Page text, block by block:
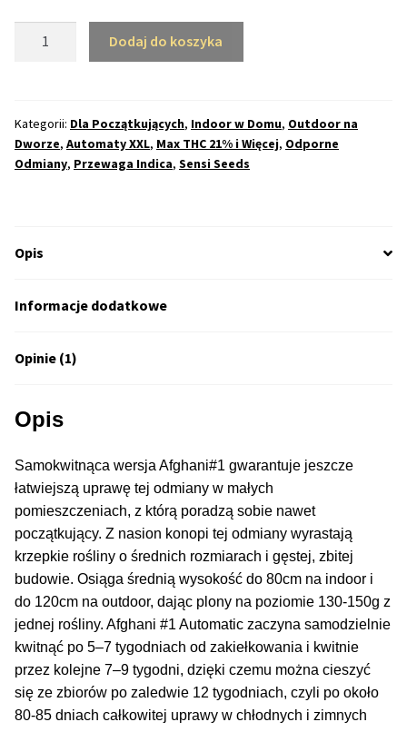
50% Indica i 50% Sativa
Duże Oryginalne Opakowania
TOP 10 Auto
TOP 10 Outdoor
Producenci Nasion
Fajki Wodne
Inne Akcesoria
Informacje
Blog
GRATIS
PROMOCJA 500 Plus
Harmonogram Outdoor
Formy i Koszt Wysyłki
(SES)
Dodaj do koszyka
Kategorii: Dla Początkujących, Indoor w Domu, Outdoor na
Dworze, Automaty XXL, Max THC 21% i Więcej, Odporne
Odmiany, Przewaga Indica, Sensi Seeds
Opis
Informacje dodatkowe
Opinie (1)
Opis
Samokwitnąca wersja Afghani#1 gwarantuje jeszcze
łatwiejszą uprawę tej odmiany w małych
pomieszczeniach, z którą poradzą sobie nawet
początkujący. Z nasion konopi tej odmiany wyrastają
krzepkie rośliny o średnich rozmiarach i gęstej, zbitej
budowie. Osiąga średnią wysokość do 80cm na indoor i
do 120cm na outdoor, dając plony na poziomie 130-150g z
jednej rośliny. Afghani #1 Automatic zaczyna samodzielnie
kwitnąć po 5–7 tygodniach od zakiełkowania i kwitnie
przez kolejne 7–9 tygodni, dzięki czemu można cieszyć
się ze zbiorów po zaledwie 12 tygodniach, czyli po około
80-85 dniach całkowitej uprawy w chłodnych i zimnych